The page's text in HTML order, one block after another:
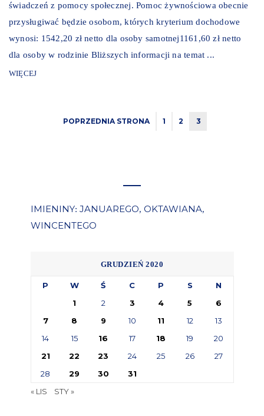
świadczeń z pomocy społecznej. Pomoc żywnościowa obecnie
przysługiwać będzie osobom, których kryterium dochodowe
wynosi: 1542,20 zł netto dla osoby samotnej1161,60 zł netto
dla osoby w rodzinie Bliższych informacji na temat ...
WIĘCEJ
POPRZEDNIA STRONA 1 2 3
IMIENINY: JANUAREGO, OKTAWIANA,
WINCENTEGO
GRUDZIEŃ 2020
P W Ś C P S
N
1
2 3 4 5
6
7
8 9 10 11 12
13
14
15 16 17 18 19
20
21
22 23 24 25 26
27
28
29 30
31
« LIS
STY »